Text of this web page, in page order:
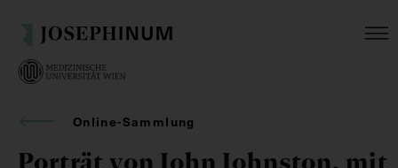
Online-Sammlung
Porträt von John Johnston, mit